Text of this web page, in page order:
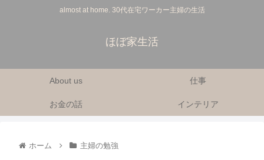
almost at home. 30代在宅ワーカー主婦の生活
ほぼ家生活
About us 仕事
お金の話 インテリア
ホーム 主婦の勉強